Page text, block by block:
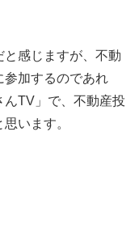
感じますが、不動
参加するのであれ
TV」で、不動産投
います。